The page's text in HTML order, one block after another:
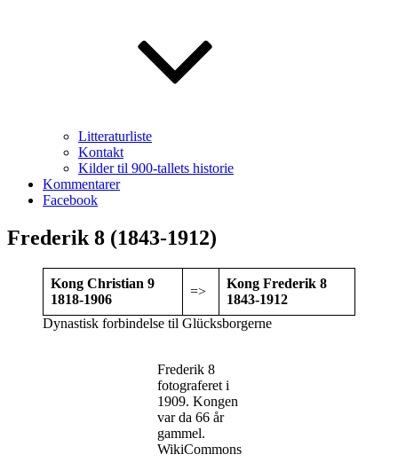
Litteraturliste
Kontakt
Kilder til 900-tallets historie
Kommentarer
Facebook
Frederik 8 (1843-1912)
Kong Christian 9
1818-1906
=>
Kong Frederik 8
1843-1912
Dynastisk forbindelse til Glücksborgerne
Frederik 8
fotograferet i
1909. Kongen
var da 66 år
gammel.
WikiCommons